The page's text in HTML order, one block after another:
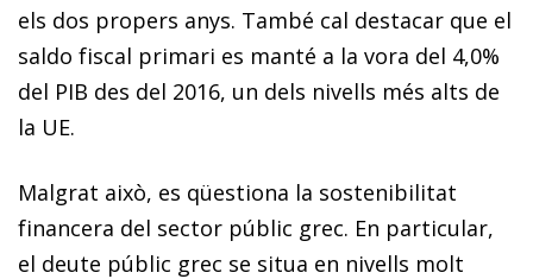
els dos propers anys. També cal destacar que el
saldo fiscal primari es manté a la vora del 4,0%
del PIB des del 2016, un dels nivells més alts de
la UE.
Malgrat això, es qüestiona la sostenibilitat
financera del sector públic grec. En particular,
el deute públic grec se situa en nivells molt